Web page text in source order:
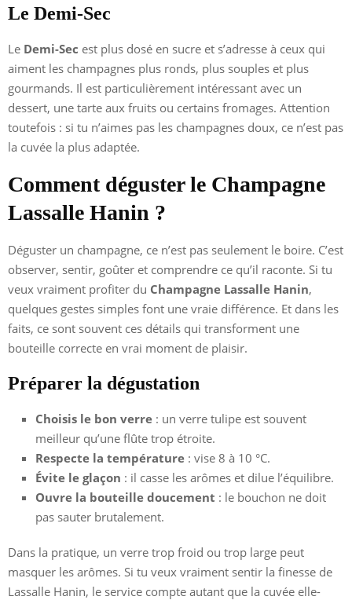
Le Demi-Sec
Le Demi-Sec est plus dosé en sucre et s’adresse à ceux qui
aiment les champagnes plus ronds, plus souples et plus
gourmands. Il est particulièrement intéressant avec un
dessert, une tarte aux fruits ou certains fromages. Attention
toutefois : si tu n’aimes pas les champagnes doux, ce n’est pas
la cuvée la plus adaptée.
Comment déguster le Champagne
Lassalle Hanin ?
Déguster un champagne, ce n’est pas seulement le boire. C’est
observer, sentir, goûter et comprendre ce qu’il raconte. Si tu
veux vraiment profiter du Champagne Lassalle Hanin,
quelques gestes simples font une vraie différence. Et dans les
faits, ce sont souvent ces détails qui transforment une
bouteille correcte en vrai moment de plaisir.
Préparer la dégustation
Choisis le bon verre : un verre tulipe est souvent
meilleur qu’une flûte trop étroite.
Respecte la température : vise 8 à 10 °C.
Évite le glaçon : il casse les arômes et dilue l’équilibre.
Ouvre la bouteille doucement : le bouchon ne doit
pas sauter brutalement.
Dans la pratique, un verre trop froid ou trop large peut
masquer les arômes. Si tu veux vraiment sentir la finesse de
Lassalle Hanin, le service compte autant que la cuvée elle-